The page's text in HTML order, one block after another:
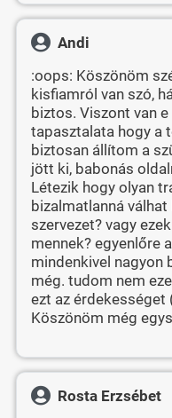
Andi
:oops: Köszönöm
kisfiamról van szó,
biztos. Viszont van
tapasztalata hogy a
biztosan állítom a
jött ki, babonás
Létezik hogy olyan
bizalmatlanná
szervezet? vagy
mennek? egyenlőre
mindenkivel
még. tudom nem
ezt az érdekességet
Köszönöm még
Rosta Erzsébet